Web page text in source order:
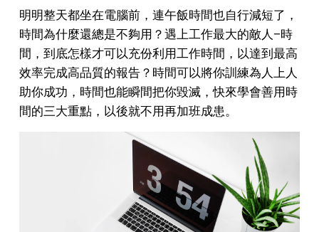
明明整天都坐在電腦前，連午飯時間也自行減短了，
時間為什麼還總是不夠用？遇上工作最大的敵人—時
間，到底怎樣才可以充份利用工作時間，以達到最高
效率完成高品質的報告？時間可以將你訓練為人上人
助你成功，時間也能瞬間把你毀滅，快來學會善用時
間的三大重點，以後就不用再加班成患。